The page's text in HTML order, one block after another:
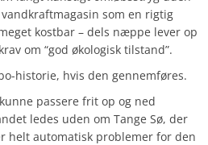
som en rigtig
kostbar – dels næppe lever op
om “god økologisk tilstand”.
historie, hvis den gennemføres.
passere frit op og ned
ledes uden om Tange Sø, der
helt automatisk problemer for den